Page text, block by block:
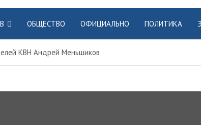
ОБЩЕСТВО ОФИЦИАЛЬНО ПОЛИТИКА
КВН Андрей Меньшиков